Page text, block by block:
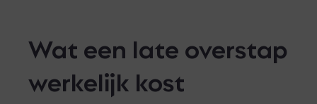
Wat een late overstap
werkelijk kost